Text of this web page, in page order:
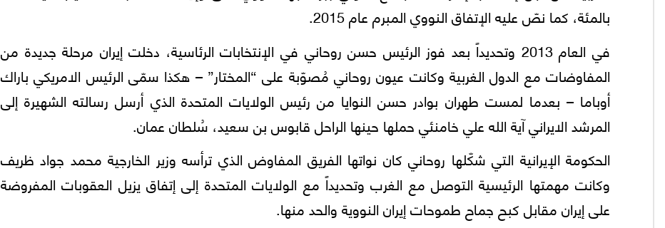
بالمئة، كما نصّ عليه الإتفاق النووي المبرم عام 2015.
في العام 2013 وتحديداً بعد فوز الرئيس حسن روحاني في الإنتخابات الرئاسية، دخلت إيران مرحلة جديدة من
المفاوضات مع الدول الغربية وكانت عيون روحاني مُصوّبة علی “المختار” – هكذا سمّی الرئيس الامريكي باراك
أوباما – بعدما لمست طهران بوادر حسن النوايا من رئيس الولايات المتحدة الذي أرسل رسالته الشهيرة إلى
المرشد الايراني آية الله علي خامنئي حملها حينها الراحل قابوس بن سعيد، سُلطان عمان.
الحكومة الإيرانية التي شكّلها روحاني كان نواتها الفريق المفاوض الذي ترأسه وزير الخارجية محمد جواد ظريف
وكانت مهمتها الرئيسية التوصل مع الغرب وتحديداً مع الولايات المتحدة إلى إتفاق يزيل العقوبات المفروضة
علی إيران مقابل كبح جماح طموحات إيران النووية والحد منها.